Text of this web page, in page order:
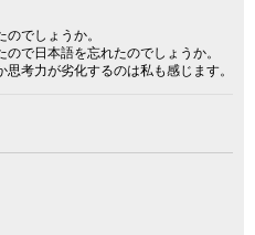
でしょうか。
で日本語を忘れたのでしょうか。
考力が劣化するのは私も感じます。